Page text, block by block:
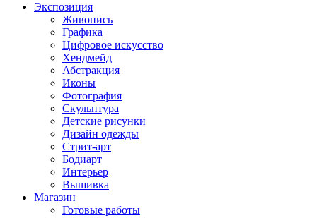
Экспозиция
Живопись
Графика
Цифровое искусство
Хендмейд
Абстракция
Иконы
Фотография
Скульптура
Детские рисунки
Дизайн одежды
Стрит-арт
Бодиарт
Интерьер
Вышивка
Магазин
Готовые работы